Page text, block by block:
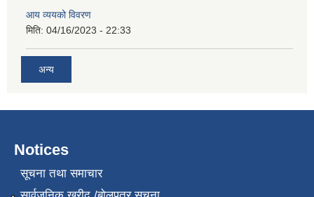
आय व्ययको विवरण
मिति: 04/16/2023 - 22:33
अन्य
Notices
सूचना तथा समाचार